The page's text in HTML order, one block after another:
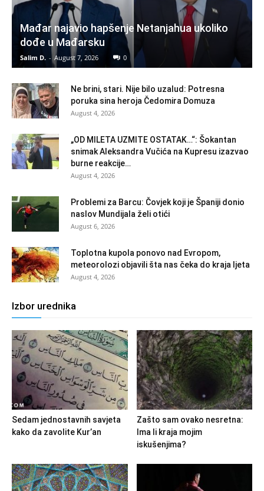
Mađar najavio hapšenje Netanjahua ukoliko
dođe u Mađarsku
Salim D. - August 7, 2026 0
Ne brini, stari. Nije bilo uzalud: Potresna
poruka sina heroja Čedomira Domuza
August 4, 2026
„OD MILETA UZMITE OSTATAK…“: Šokantan
snimak Aleksandra Vučića na Kupresu izazvao
burne reakcije…
August 4, 2026
Problemi za Barcu: Čovjek koji je Španiji donio
naslov Mundijala želi otići
August 6, 2026
Toplotna kupola ponovo nad Evropom,
meteorolozi objavili šta nas čeka do kraja ljeta
August 4, 2026
Izbor urednika
Sedam jednostavnih savjeta
kako da zavolite Kur’an
Zašto sam ovako nesretna:
Ima li kraja mojim
iskušenjima?